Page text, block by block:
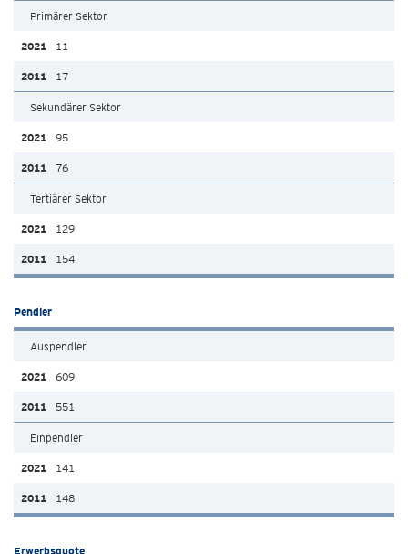
Primärer Sektor
11
17
Sekundärer Sektor
95
76
Tertiärer Sektor
129
154
Pendler
Auspendler
609
551
Einpendler
141
148
Erwerbsquote